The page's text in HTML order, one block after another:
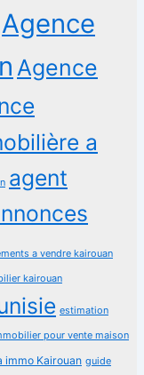
Agence
Agence
a
agent
a vendre kairouan
kairouan
estimation
pour vente maison
immo Kairouan guide